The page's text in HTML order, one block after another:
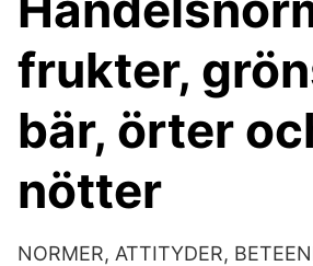
frukter,
bär, örter
nötter
NORMER, ATTITYDER,